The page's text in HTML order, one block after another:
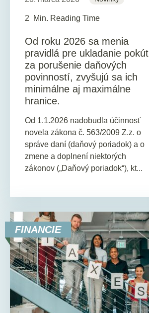
2 Min. Reading Time
Od roku 2026 sa menia
pravidlá pre ukladanie pokút
za porušenie daňových
povinností, zvyšujú sa ich
minimálne aj maximálne
hranice.
Od 1.1.2026 nadobudla účinnosť
novela zákona č. 563/2009 Z.z. o
správe daní (daňový poriadok) a o
zmene a doplnení niektorých
zákonov („Daňový poriadok“), kt...
FINANCIE